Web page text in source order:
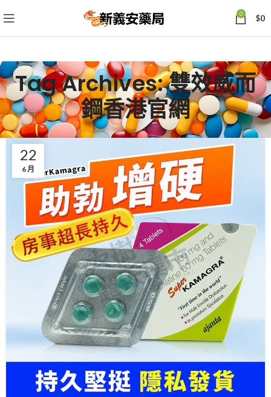
0 $0
Tag Archives: 雙效威而
鋼香港官網
22
6 月